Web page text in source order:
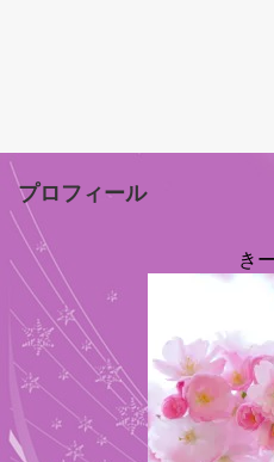
プロフィール
き